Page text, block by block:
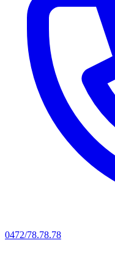
0472/78.78.78